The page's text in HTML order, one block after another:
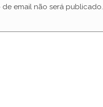
de email não será publicado.